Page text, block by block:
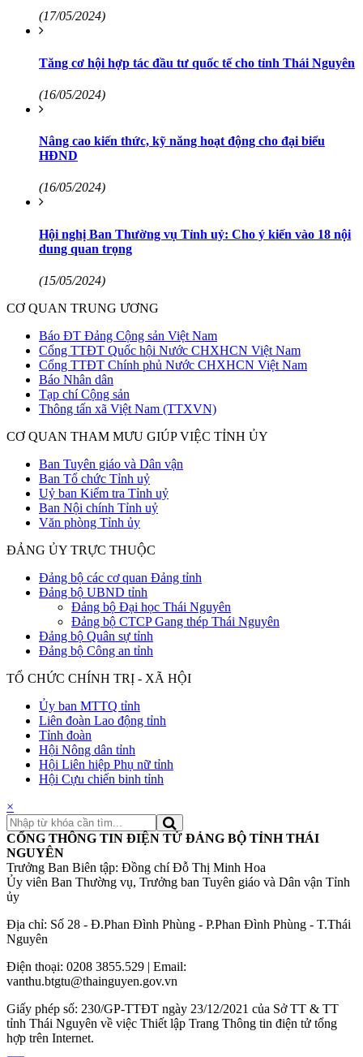
(17/05/2024)
Tăng cơ hội hợp tác đầu tư quốc tế cho tỉnh Thái Nguyên
(16/05/2024)
Nâng cao kiến thức, kỹ năng hoạt động cho đại biểu
HĐND
(16/05/2024)
Hội nghị Ban Thường vụ Tỉnh uỷ: Cho ý kiến vào 18 nội
dung quan trọng
(15/05/2024)
CƠ QUAN TRUNG ƯƠNG
Báo ĐT Đảng Cộng sản Việt Nam
Cổng TTĐT Quốc hội Nước CHXHCN Việt Nam
Cổng TTĐT Chính phủ Nước CHXHCN Việt Nam
Báo Nhân dân
Tạp chí Cộng sản
Thông tấn xã Việt Nam (TTXVN)
CƠ QUAN THAM MƯU GIÚP VIỆC TỈNH ỦY
Ban Tuyên giáo và Dân vận
Ban Tổ chức Tỉnh uỷ
Uỷ ban Kiểm tra Tỉnh uỷ
Ban Nội chính Tỉnh uỷ
Văn phòng Tỉnh ủy
ĐẢNG ỦY TRỰC THUỘC
Đảng bộ các cơ quan Đảng tỉnh
Đảng bộ UBND tỉnh
Đảng bộ Đại học Thái Nguyên
Đảng bộ CTCP Gang thép Thái Nguyên
Đảng bộ Quân sự tỉnh
Đảng bộ Công an tỉnh
TỔ CHỨC CHÍNH TRỊ - XÃ HỘI
Ủy ban MTTQ tỉnh
Liên đoàn Lao động tỉnh
Tỉnh đoàn
Hội Nông dân tỉnh
Hội Liên hiệp Phụ nữ tỉnh
Hội Cựu chiến binh tỉnh
×
CỔNG THÔNG TIN ĐIỆN TỬ ĐẢNG BỘ TỈNH THÁI
NGUYÊN
Trưởng Ban Biên tập: Đồng chí Đỗ Thị Minh Hoa
Ủy viên Ban Thường vụ, Trưởng ban Tuyên giáo và Dân vận Tỉnh
ủy
Địa chỉ: Số 28 - Đ.Phan Đình Phùng - P.Phan Đình Phùng - T.Thái
Nguyên
Điện thoại: 0208 3855.529 | Email:
vanthu.btgtu@thainguyen.gov.vn
Giấy phép số: 230/GP-TTĐT ngày 23/12/2021 của Sở TT & TT
tỉnh Thái Nguyên về việc Thiết lập Trang Thông tin điện tử tổng
hợp trên Internet.